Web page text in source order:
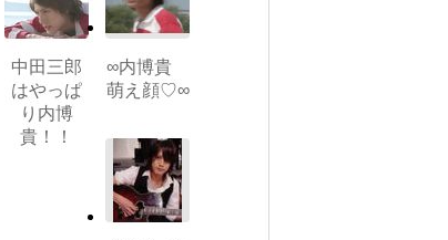
中田三郎
はやっぱ
り内博
貴！！
∞内博貴
萌え顔♡∞